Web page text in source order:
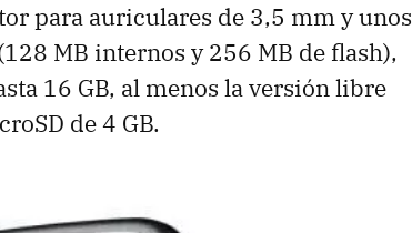
para auriculares de 3,5 mm y unos
MB internos y 256 MB de flash),
16 GB, al menos la versión libre
de 4 GB.